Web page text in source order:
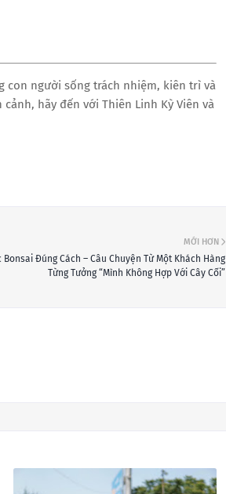
con người sống trách nhiệm, kiên trì và
hãy đến với Thiên Linh Kỳ Viên và
MỚI HƠN
Bonsai Đúng Cách – Câu Chuyện Từ Một Khách Hàng
Từng Tưởng “Mình Không Hợp Với Cây Cối”